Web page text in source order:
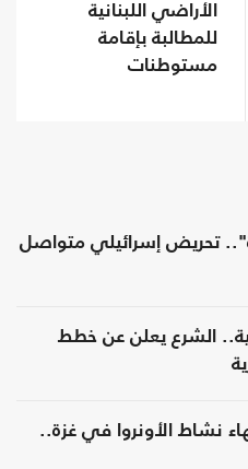
الأراضي اللبنانية
للمطالبة بإقامة
مستوطنات
تحريض إسرائيلي متواصل
الشرع يعلن عن خطط
نشاط الأونروا في غزة..